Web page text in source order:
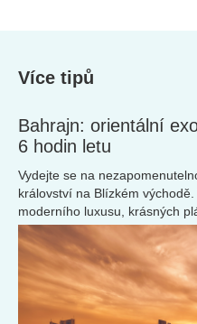
Více tipů
Bahrajn: orientální
6 hodin letu
Vydejte se na
království na Blízkém
moderního luxusu, krásných